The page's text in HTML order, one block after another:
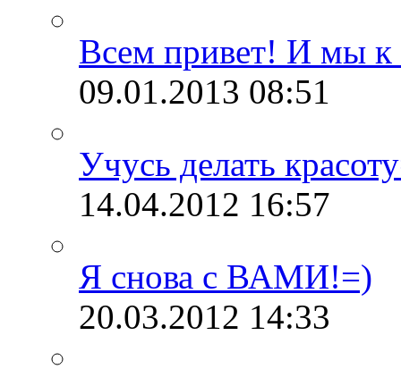
Всем привет! И мы к
09.01.2013 08:51
Учусь делать
14.04.2012 16:57
Я снова с ВАМИ!=)
20.03.2012 14:33